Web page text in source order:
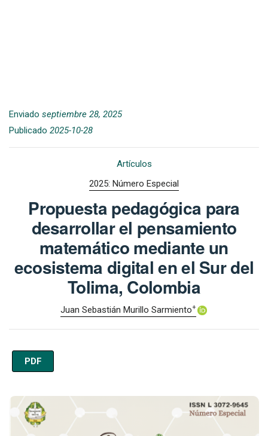
Enviado septiembre 28, 2025
Publicado 2025-10-28
Artículos
2025: Número Especial
Propuesta pedagógica para
desarrollar el pensamiento
matemático mediante un
ecosistema digital en el Sur del
Tolima, Colombia
Juan Sebastián Murillo Sarmiento+
PDF
Imagen de portada